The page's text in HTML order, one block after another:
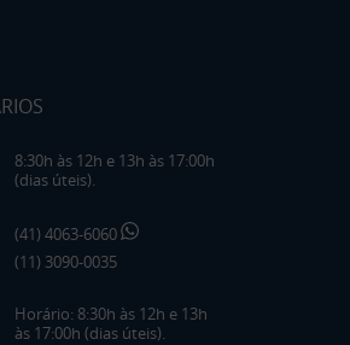
8:30h às 12h e 13h às 17:00h
(dias úteis).
(41) 4063-6060
(11) 3090-0035
Horário: 8:30h às 12h e 13h
às 17:00h (dias úteis).